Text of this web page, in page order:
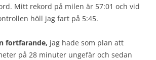
Mitt rekord på milen är 57:01 och vid
höll jag fart på 5:45.
fortfarande, jag hade som plan att
på 28 minuter ungefär och sedan